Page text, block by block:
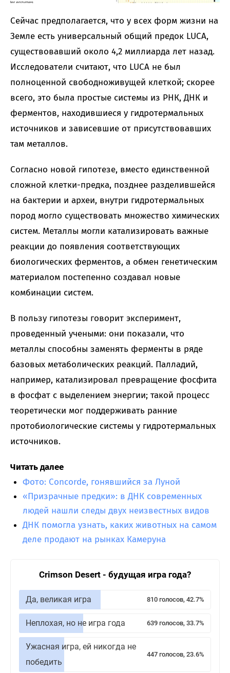
Сейчас предполагается, что у всех форм жизни на
Земле есть универсальный общий предок LUCA,
существовавший около 4,2 миллиарда лет назад.
Исследователи считают, что LUCA не был
полноценной свободноживущей клеткой; скорее
всего, это была простые системы из РНК, ДНК и
ферментов, находившиеся у гидротермальных
источников и зависевшие от присутствовавших
там металлов.
Согласно новой гипотезе, вместо единственной
сложной клетки-предка, позднее разделившейся
на бактерии и археи, внутри гидротермальных
пород могло существовать множество химических
систем. Металлы могли катализировать важные
реакции до появления соответствующих
биологических ферментов, а обмен генетическим
материалом постепенно создавал новые
комбинации систем.
В пользу гипотезы говорит эксперимент,
проведенный учеными: они показали, что
металлы способны заменять ферменты в ряде
базовых метаболических реакций. Палладий,
например, катализировал превращение фосфита
в фосфат с выделением энергии; такой процесс
теоретически мог поддерживать ранние
протобиологические системы у гидротермальных
источников.
Читать далее
Фото: Concorde, гонявшийся за Луной
«Призрачные предки»: в ДНК современных
людей нашли следы двух неизвестных видов
ДНК помогла узнать, каких животных на самом
деле продают на рынках Камеруна
Crimson Desert - будущая игра года?
Да, великая игра 810 голосов, 42.7%
Неплохая, но не игра года 639 голосов, 33.7%
Ужасная игра, ей никогда не
победить
447 голосов, 23.6%